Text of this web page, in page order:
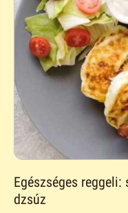
Egészséges
dzsúz